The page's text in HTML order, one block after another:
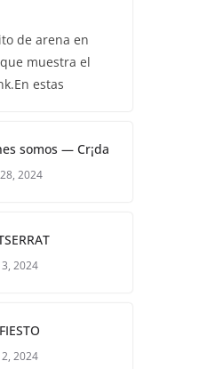
de arena en
muestra el
estas
somos — Cr¡da
2024
2024
2024